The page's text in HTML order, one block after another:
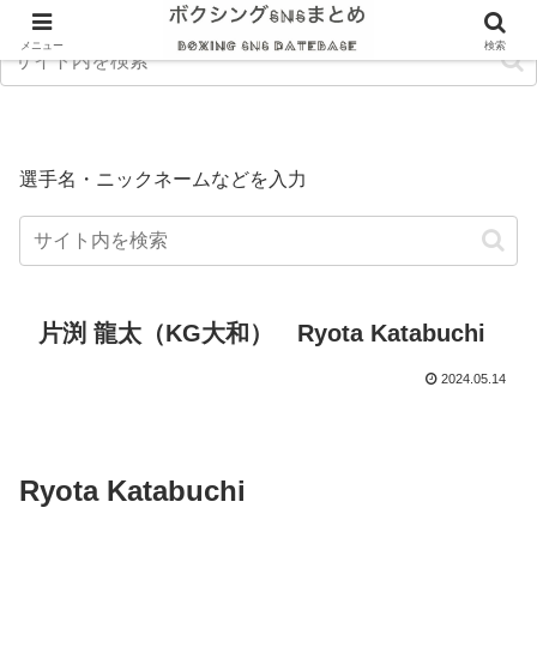
選手名・ニックネームなどを入力
片渕 龍太（KG大和） Ryota Katabuchi
2024.05.14
Ryota Katabuchi
メニュー 検索